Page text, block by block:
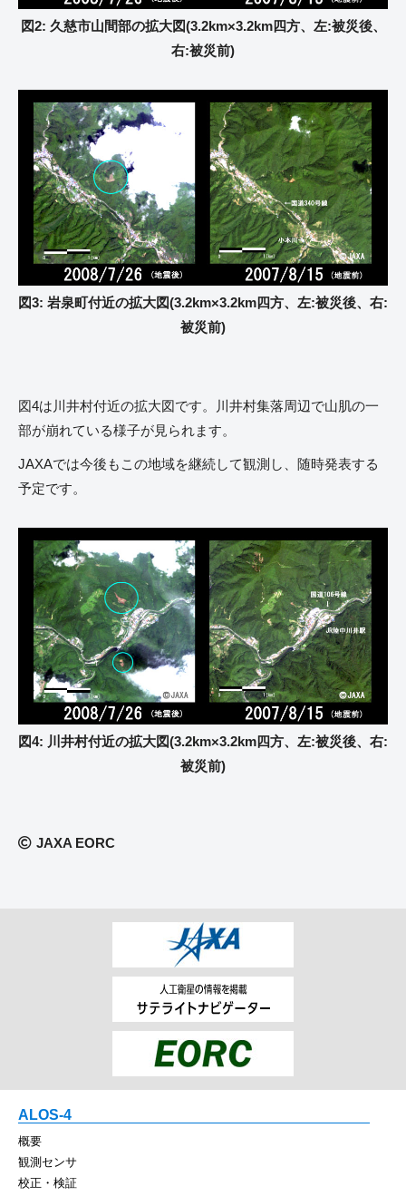
図2: 久慈市山間部の拡大図(3.2km×3.2km四方、左:被災後、
右:被災前)
図3: 岩泉町付近の拡大図(3.2km×3.2km四方、左:被災後、右:
被災前)
図4は川井村付近の拡大図です。川井村集落周辺で山肌の一
部が崩れている様子が見られます。
JAXAでは今後もこの地域を継続して観測し、随時発表する
予定です。
図4: 川井村付近の拡大図(3.2km×3.2km四方、左:被災後、右:
被災前)
JAXA EORC
ALOS-4
概要
観測センサ
校正・検証